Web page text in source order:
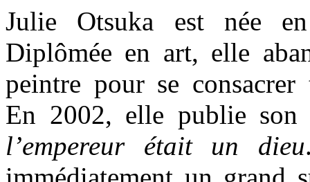
Julie Otsuka est née
Diplômée en art, elle
peintre pour se consacrer
En 2002, elle publie
l’empereur était un dieu